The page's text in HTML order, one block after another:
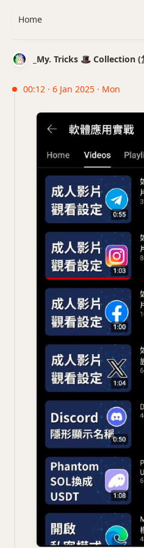
_My. Tricks 🎩 Collection (
00:12 · 6 Jan 2025 · Mon
Home